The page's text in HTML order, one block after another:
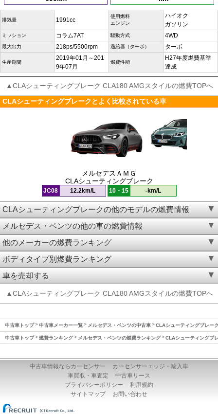
排気量 1991cc
使用燃料
エンジン
ハイオク
ガソリン
ミッション コラム7AT 駆動方式 4WD
最大出力 218ps/5500rpm 過給器（ターボ） ターボ
生産期間
2019年01月～201
9年07月
燃費性能
H27年度燃費基準
達成
▲CLAシューティングブレーク CLA180 AMGスタイルの燃費TOPへ
CLAシューティングブレークとよく比較されている車
メルセデスＡＭＧ
CLAシューティングブレーク
JC08 12.2km/L 10・15 -km/L
CLAシューティングブレークの他のモデルの燃費情報
メルセデス・ベンツの他の車の燃費情報
他のメーカーの燃費ランキング
ボディタイプ別燃費ランキング
車を売却する
▲CLAシューティングブレーク CLA180 AMGスタイルの燃費TOPへ
中古車トップ 中古車メーカー一覧 メルセデス・ベンツの中古車 CLAシューティングブレー
中古車トップ 燃費ランキング メルセデス・ベンツの燃費ランキング CLAシューティングブ
中古車情報ならカーセンサー
カーセンサーエッジ・輸入車
車買取・車査定
中古車リース
プライバシーポリシー
利用規約
サイトマップ
お問い合わせ